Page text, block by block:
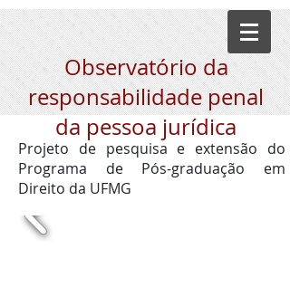
Observatório da
responsabilidade penal
da pessoa jurídica
Projeto de pesquisa e extensão do
Programa de Pós-graduação em
Direito da UFMG